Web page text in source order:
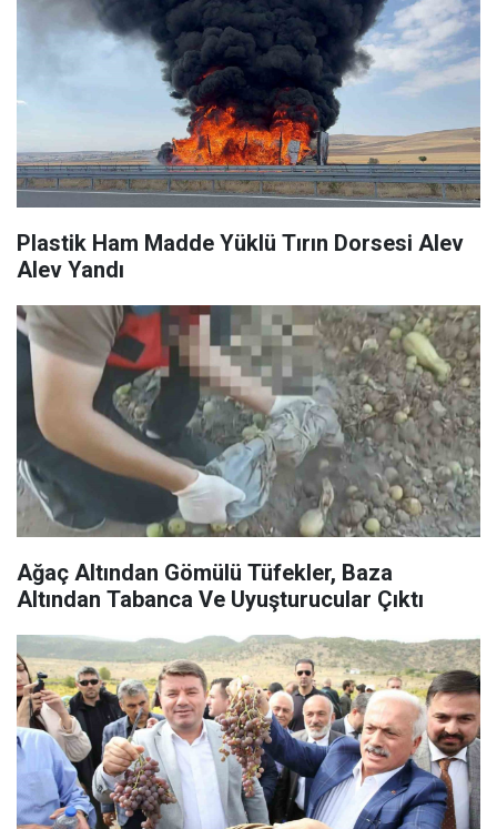
Plastik Ham Madde Yüklü Tırın Dorsesi Alev
Alev Yandı
Ağaç Altından Gömülü Tüfekler, Baza
Altından Tabanca Ve Uyuşturucular Çıktı